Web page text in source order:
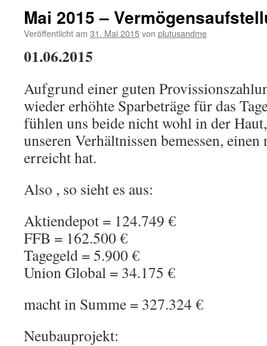
Mai 2015 –
Veröffentlicht am 31. Mai 2015von plutusandme
01.06.2015
Aufgrund einer guten
wieder erhöhte Sparbeträge für das
fühlen uns beide nicht wohl in der
unseren Verhältnissen bemessen,
erreicht hat.
Also , so sieht es aus:
Aktiendepot = 124.749 €
FFB = 162.500 €
Tagegeld = 5.900 €
Union Global = 34.175 €
macht in Summe = 327.324 €
Neubauprojekt: